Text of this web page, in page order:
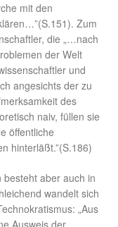
mit den
Zum
die „…nach
der Welt
und
angesichts der zu
des
naiv, füllen sie
öffentliche
hinterläßt.”(S.186)
besteht aber auch in
wandelt sich
„Aus